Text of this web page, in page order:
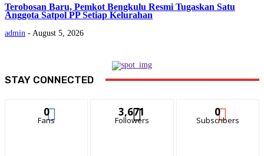
Terobosan Baru, Pemkot Bengkulu Resmi Tugaskan Satu
Anggota Satpol PP Setiap Kelurahan
admin - August 5, 2026
STAY CONNECTED
0
Fans
3,671
Followers
0
Subscribers